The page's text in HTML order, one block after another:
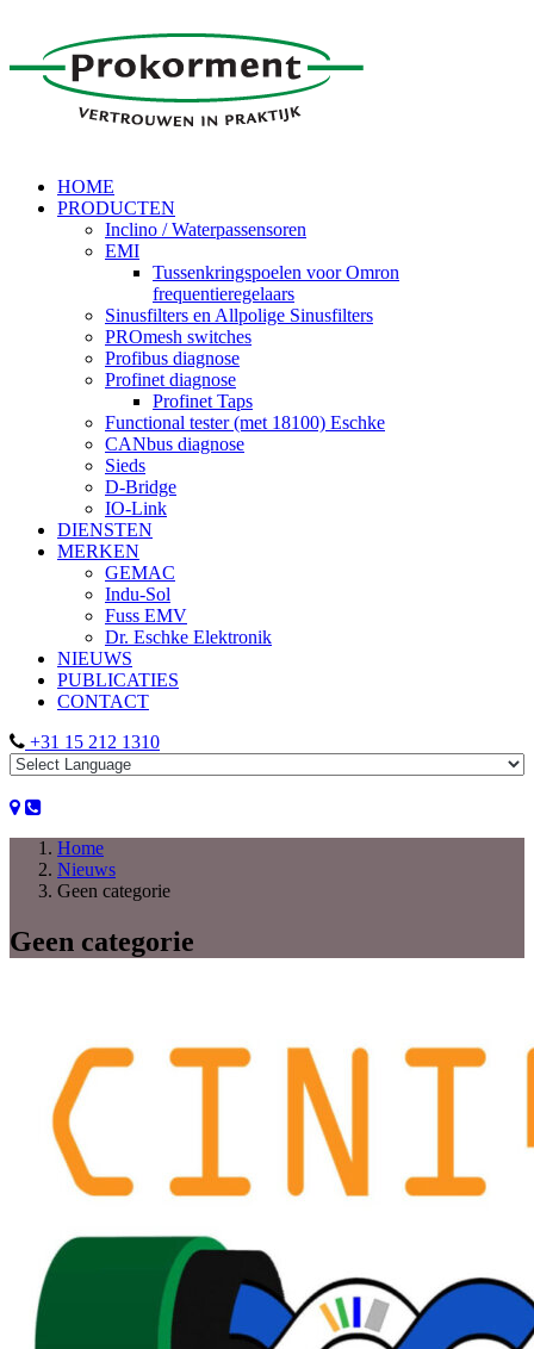
HOME
PRODUCTEN
Inclino / Waterpassensoren
EMI
Tussenkringspoelen voor Omron
frequentieregelaars
Sinusfilters en Allpolige Sinusfilters
PROmesh switches
Profibus diagnose
Profinet diagnose
Profinet Taps
Functional tester (met 18100) Eschke
CANbus diagnose
Sieds
D-Bridge
IO-Link
DIENSTEN
MERKEN
GEMAC
Indu-Sol
Fuss EMV
Dr. Eschke Elektronik
NIEUWS
PUBLICATIES
CONTACT
+31 15 212 1310
Home
Nieuws
Geen categorie
Geen categorie